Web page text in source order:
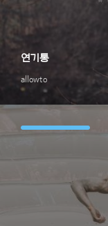
allowto
연기통